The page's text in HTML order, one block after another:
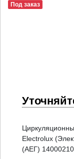
Под заказ
Electrolux
(АЕГ)